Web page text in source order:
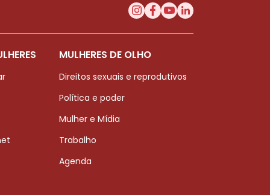
MULHERES DE OLHO
Direitos sexuais e reprodutivos
Política e poder
Mulher e Mídia
Trabalho
Agenda